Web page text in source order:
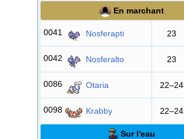
En marchant
0041 Nosferapti 23
0042 Nosferalto 23
0086 Otaria 22–24
0098 Krabby 22–24
Sur l'eau